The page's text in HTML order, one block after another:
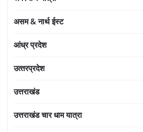
असम & नार्थ ईस्ट
आंध्र प्रदेश
उत्‍तरप्रदेश
उत्तराखंड
उत्तराखंड चार धाम यात्रा